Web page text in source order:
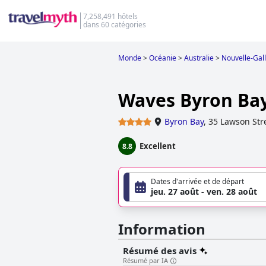
7,258,491 hôtels
dans 60 catégories
Monde>Océanie>Australie> Nouvelle-
Waves Byron
Byron Bay, 35 Lawson
8.8 Excellent
Dates d'arrivée et de départ
jeu. 27 août - ven. 28 août
Information
Résumé des avis
Résumé par IA